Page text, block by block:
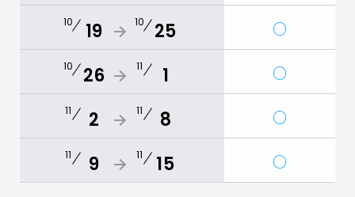
10 19 10 25
10 26 11 1
11 2 11 8
11 9 11 15
○
○
○
○